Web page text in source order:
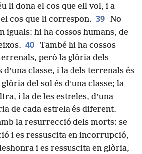
li dona el cos que ell vol, i a
cos que li correspon. 39 No
iguals: hi ha cossos humans, de
40 També hi ha cossos
però la glòria dels
d’una classe, i la dels terrenals és
glòria del sol és d’una classe; la
i la de les estreles, d’una
de cada estrela és diferent.
la resurrecció dels morts: se
i es ressuscita en incorrupció,
i es ressuscita en glòria,